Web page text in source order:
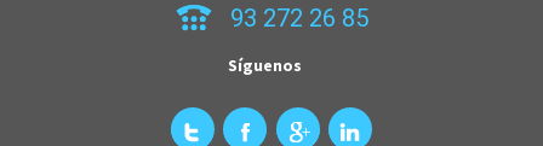
93 272 26 85
Síguenos